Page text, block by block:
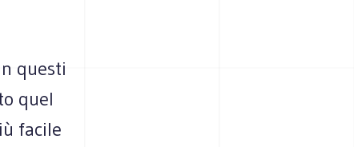
questi
quel
facile